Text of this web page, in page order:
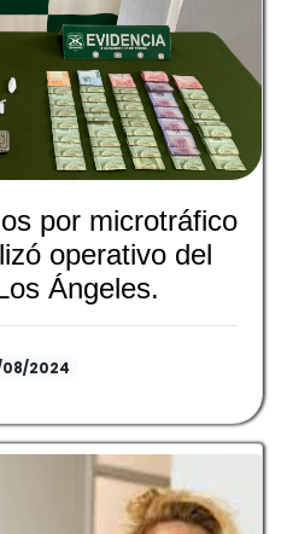
por microtráfico
operativo del
Ángeles.
2024